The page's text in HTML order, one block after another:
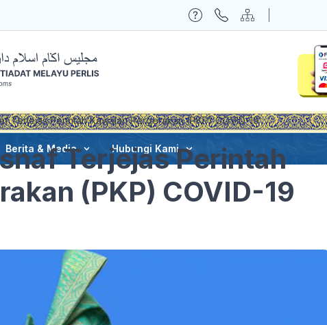
Berita & Media Hubungi Kami
Terjejas Perintah Kawalan Pergerakan (PKP) COVID-19
Terjejas Perintah
(PKP) COVID-19